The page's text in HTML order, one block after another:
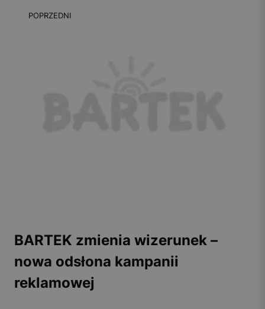
POPRZEDNI
BARTEK zmienia wizerunek –
nowa odsłona kampanii
reklamowej